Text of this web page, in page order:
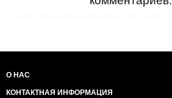
О НАС
КОНТАКТНАЯ ИНФОРМАЦИЯ